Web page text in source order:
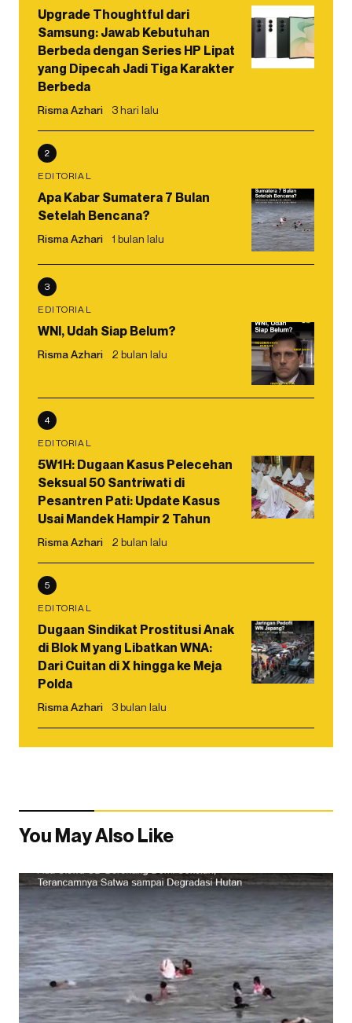
Upgrade Thoughtful dari
Samsung: Jawab Kebutuhan
Berbeda dengan Series HP Lipat
yang Dipecah Jadi Tiga Karakter
Berbeda
Risma Azhari 3 hari lalu
2
EDITORIAL
Apa Kabar Sumatera 7 Bulan
Setelah Bencana?
Risma Azhari 1 bulan lalu
3
EDITORIAL
WNI, Udah Siap Belum?
Risma Azhari 2 bulan lalu
4
EDITORIAL
5W1H: Dugaan Kasus Pelecehan
Seksual 50 Santriwati di
Pesantren Pati: Update Kasus
Usai Mandek Hampir 2 Tahun
Risma Azhari 2 bulan lalu
5
EDITORIAL
Dugaan Sindikat Prostitusi Anak
di Blok M yang Libatkan WNA:
Dari Cuitan di X hingga ke Meja
Polda
Risma Azhari 3 bulan lalu
You May Also Like